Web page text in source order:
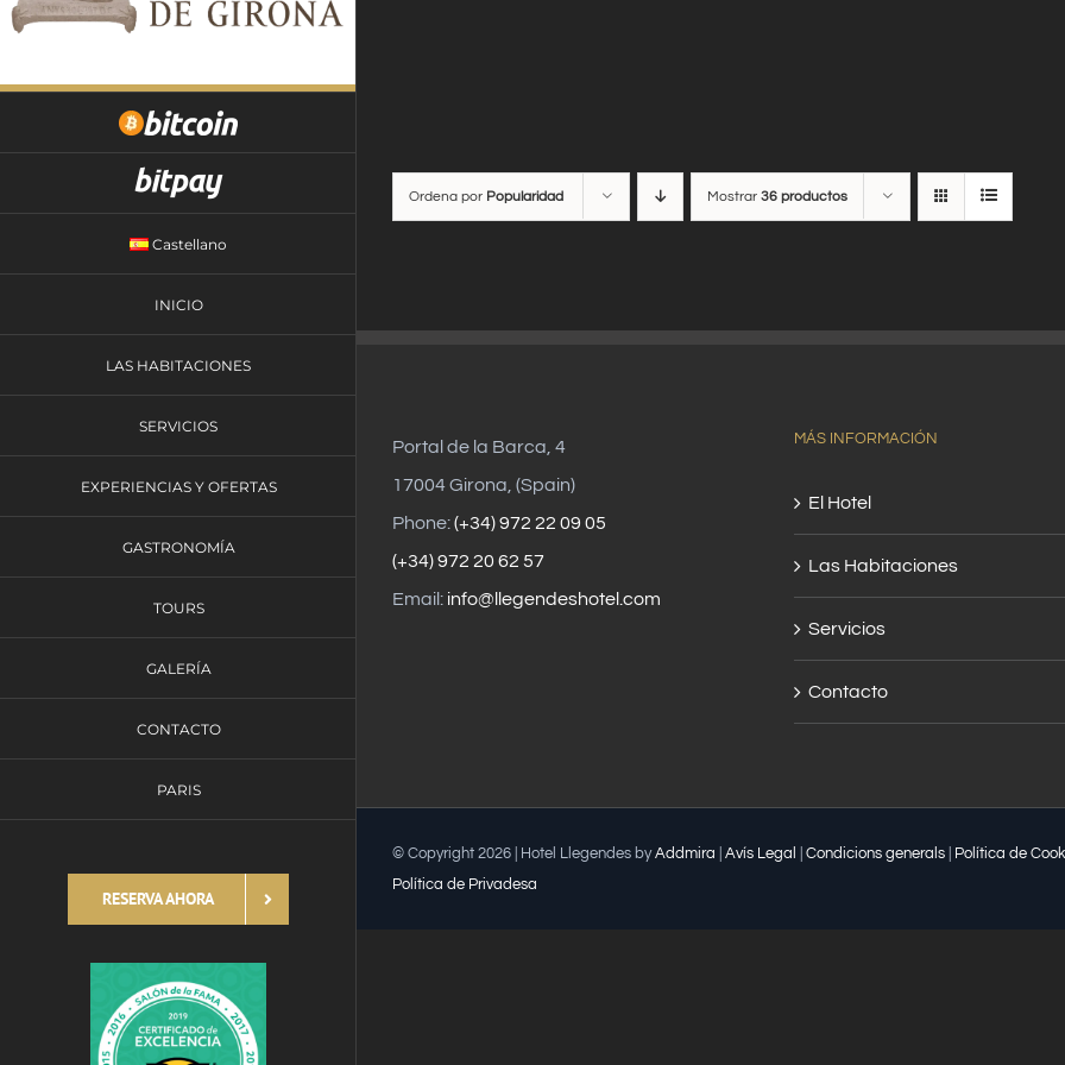
Saltar
contenido
Castellano
INICIO
LAS HABITACIONES
SERVICIOS
EXPERIENCIAS Y OFERTAS
GASTRONOMÍA
TOURS
GALERÍA
CONTACTO
PARIS
RESERVA AHORA
Ordena por Popularidad Mostrar 36 productos
Portal de la Barca, 4
17004 Girona, (Spain)
Phone:(+34) 972 22 09 05
(+34) 972 20 62 57
Email: info@llegendeshotel.com
MÁS INFORMACIÓN
El Hotel
Las Habitaciones
Servicios
Contacto
© Copyright 2026 | Hotel Llegendes byAddmira Avís Legal Condicions generals Política de
Política de Privadesa